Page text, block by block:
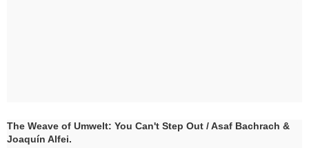
The Weave of Umwelt: You Can't Step Out / Asaf Bachrach &
Joaquín Alfei.